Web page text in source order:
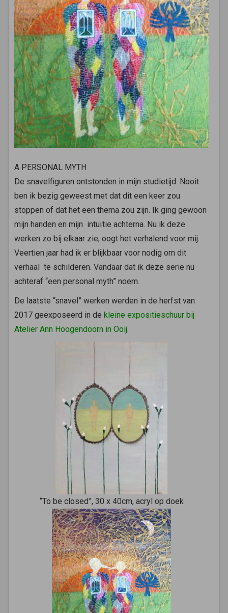
A PERSONAL MYTH
De snavelfiguren ontstonden in mijn studietijd. Nooit
ben ik bezig geweest met dat dit een keer zou
stoppen of dat het een thema zou zijn. Ik ging gewoon
mijn handen en mijn intuïtie achterna. Nu ik deze
werken zo bij elkaar zie, oogt het verhalend voor mij.
Veertien jaar had ik er blijkbaar voor nodig om dit
verhaal te schilderen. Vandaar dat ik deze serie nu
achteraf “een personal myth” noem.
De laatste “snavel” werken werden in de herfst van
2017 geëxposeerd in de kleine expositieschuur bij
Atelier Ann Hoogendoorn in Ooij
“To be closed”, 30 x 40cm, acryl op doek